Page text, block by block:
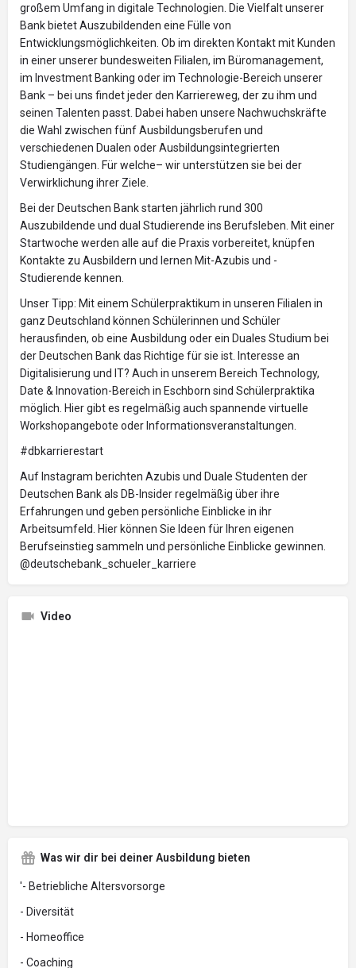
großem Umfang in digitale Technologien. Die Vielfalt unserer
Bank bietet Auszubildenden eine Fülle von
Entwicklungsmöglichkeiten. Ob im direkten Kontakt mit Kunden
in einer unserer bundesweiten Filialen, im Büromanagement,
im Investment Banking oder im Technologie-Bereich unserer
Bank – bei uns findet jeder den Karriereweg, der zu ihm und
seinen Talenten passt. Dabei haben unsere Nachwuchskräfte
die Wahl zwischen fünf Ausbildungsberufen und
verschiedenen Dualen oder Ausbildungsintegrierten
Studiengängen. Für welche– wir unterstützen sie bei der
Verwirklichung ihrer Ziele.
Bei der Deutschen Bank starten jährlich rund 300
Auszubildende und dual Studierende ins Berufsleben. Mit einer
Startwoche werden alle auf die Praxis vorbereitet, knüpfen
Kontakte zu Ausbildern und lernen Mit-Azubis und -
Studierende kennen.
Unser Tipp: Mit einem Schülerpraktikum in unseren Filialen in
ganz Deutschland können Schülerinnen und Schüler
herausfinden, ob eine Ausbildung oder ein Duales Studium bei
der Deutschen Bank das Richtige für sie ist. Interesse an
Digitalisierung und IT? Auch in unserem Bereich Technology,
Date & Innovation-Bereich in Eschborn sind Schülerpraktika
möglich. Hier gibt es regelmäßig auch spannende virtuelle
Workshopangebote oder Informationsveranstaltungen.
#dbkarrierestart
Auf Instagram berichten Azubis und Duale Studenten der
Deutschen Bank als DB-Insider regelmäßig über ihre
Erfahrungen und geben persönliche Einblicke in ihr
Arbeitsumfeld. Hier können Sie Ideen für Ihren eigenen
Berufseinstieg sammeln und persönliche Einblicke gewinnen.
@deutschebank_schueler_karriere
Video
Was wir dir bei deiner Ausbildung bieten
'- Betriebliche Altersvorsorge
- Diversität
- Homeoffice
- Coaching